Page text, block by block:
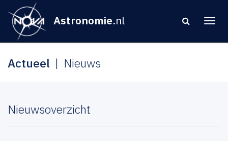
Astronomie.nl
Actueel Nieuws
Nieuwsoverzicht